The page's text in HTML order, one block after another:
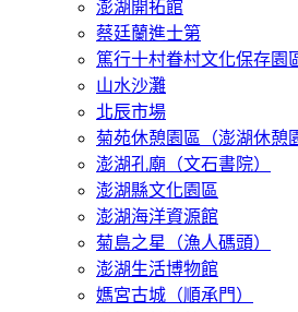
澎湖開拓館
蔡廷蘭進士第
篤行十村眷村文化保存園
山水沙灘
北辰市場
菊苑休憩園區（澎湖休憩
澎湖孔廟（文石書院）
澎湖縣文化園區
澎湖海洋資源館
菊島之星（漁人碼頭）
澎湖生活博物館
媽宮古城（順承門）